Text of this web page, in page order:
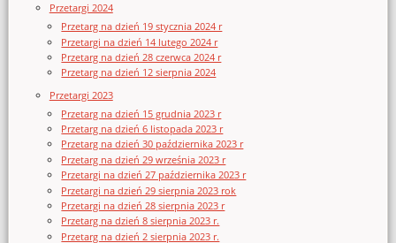
Przetargi 2024
Przetarg na dzień 19 stycznia 2024 r
Przetargi na dzień 14 lutego 2024 r
Przetarg na dzień 28 czerwca 2024 r
Przetarg na dzień 12 sierpnia 2024
Przetargi 2023
Przetarg na dzień 15 grudnia 2023 r
Przetarg na dzień 6 listopada 2023 r
Przetarg na dzień 30 października 2023 r
Przetarg na dzień 29 września 2023 r
Przetargi na dzień 27 października 2023 r
Przetargi na dzień 29 sierpnia 2023 rok
Przetargi na dzień 28 sierpnia 2023 r
Przetarg na dzień 8 sierpnia 2023 r.
Przetarg na dzień 2 sierpnia 2023 r.